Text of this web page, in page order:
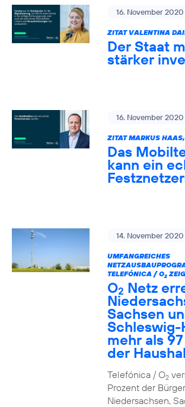
16. November 2020
ZITAT VALENTINA
Der Staat
stärker
16. November 2020
ZITAT MARKUS
Das
kann ein
14. November 2020
UMFANGREICHES
TELEFÓNICA / O2
O2 Netz
Sachsen
Schleswig-
mehr als
der
Telefónica / O2
Prozent der
Niedersachsen,